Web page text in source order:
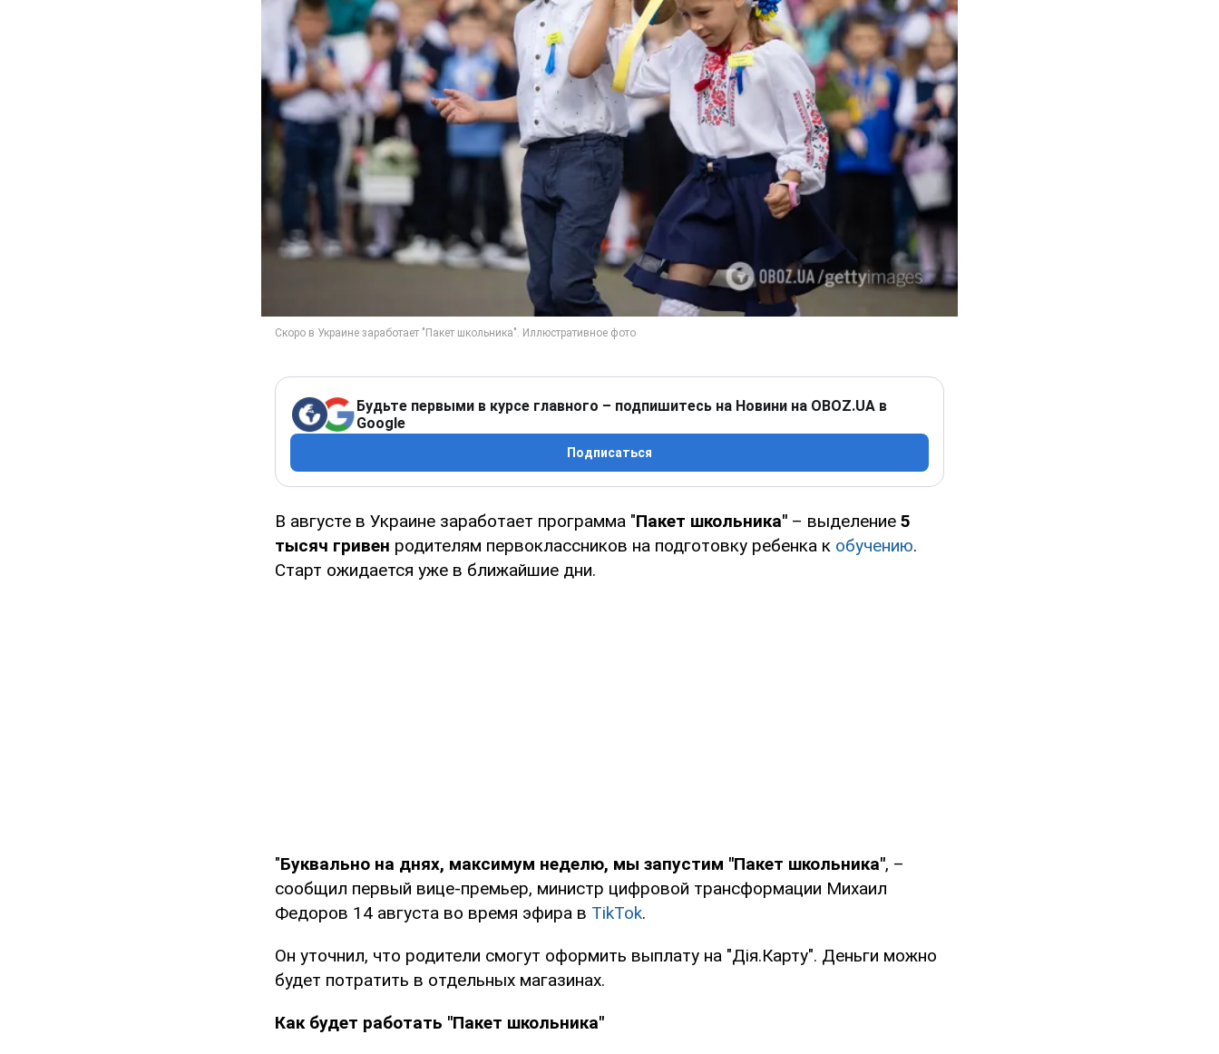
Будьте первыми в курсе главного – подпишитесь на Новини на OBOZ.UA в
Google
Подписаться
В августе в Украине заработает программа "Пакет школьника" – выделение 5
тысяч гривен родителям первоклассников на подготовку ребенка к обучению.
Старт ожидается уже в ближайшие дни.
"Буквально на днях, максимум неделю, мы запустим "Пакет школьника", –
сообщил первый вице-премьер, министр цифровой трансформации Михаил
Федоров 14 августа во время эфира в TikTok.
Он уточнил, что родители смогут оформить выплату на "Дія.Карту". Деньги можно
будет потратить в отдельных магазинах.
Как будет работать "Пакет школьника"